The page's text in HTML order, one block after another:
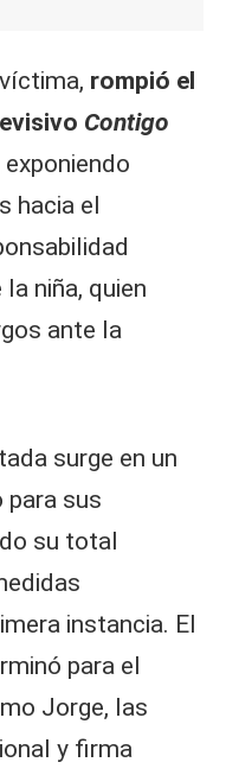
rompió el
Contigo
exponiendo
hacia el
niña, quien
ante la
surge en un
para sus
su total
instancia. El
para el
Jorge, las
y firma